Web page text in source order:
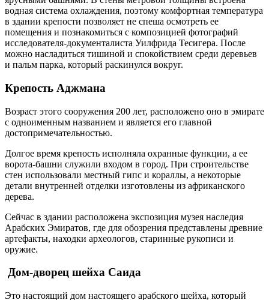
водная система охлаждения, поэтому комфортная температура
в здании крепости позволяет не спеша осмотреть ее
помещения и познакомиться с композицией фотографий
исследователя-документалиста Уилфрида Тесигера. После
можно насладиться тишиной и спокойствием среди деревьев
и пальм парка, который раскинулся вокруг.
Крепость Аджмана
Возраст этого сооружения 200 лет, расположено оно в эмирате
с одноименным названием и является его главной
достопримечательностью.
Долгое время крепость исполняла охранные функции, а ее
ворота-башни служили входом в город. При строительстве
стен использовали местный гипс и кораллы, а некоторые
детали внутренней отделки изготовлены из африканского
дерева.
Сейчас в здании расположена экспозиция музея наследия
Арабских Эмиратов, где для обозрения представлены древние
артефакты, находки археологов, старинные рукописи и
оружие.
Дом-дворец шейха Саида
Это настоящий дом настоящего арабского шейха, который